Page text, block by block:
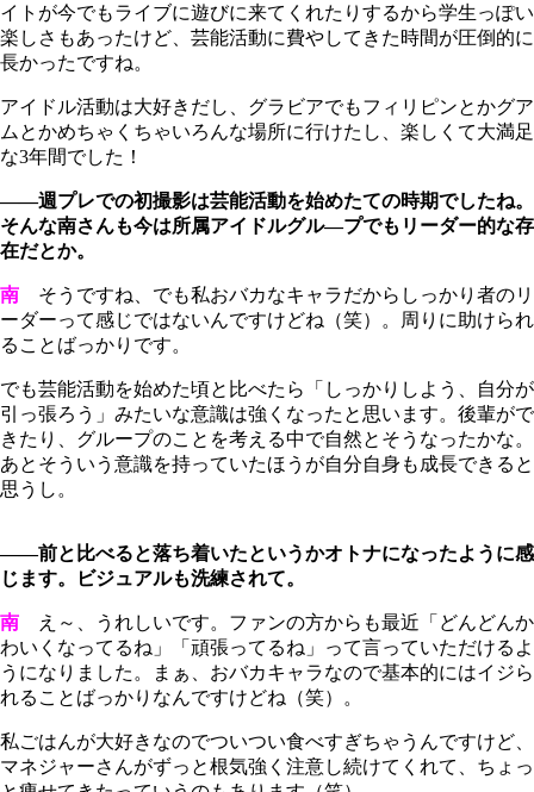
イトが今でもライブに遊びに来てくれたりするから学生っぽい
楽しさもあったけど、芸能活動に費やしてきた時間が圧倒的に
長かったですね。
アイドル活動は大好きだし、グラビアでもフィリピンとかグア
ムとかめちゃくちゃいろんな場所に行けたし、楽しくて大満足
な3年間でした！
――週プレでの初撮影は芸能活動を始めたての時期でしたね。
そんな南さんも今は所属アイドルグル―プでもリーダー的な存
在だとか。
南 そうですね、でも私おバカなキャラだからしっかり者のリ
ーダーって感じではないんですけどね（笑）。周りに助けられ
ることばっかりです。
でも芸能活動を始めた頃と比べたら「しっかりしよう、自分が
引っ張ろう」みたいな意識は強くなったと思います。後輩がで
きたり、グループのことを考える中で自然とそうなったかな。
あとそういう意識を持っていたほうが自分自身も成長できると
思うし。
――前と比べると落ち着いたというかオトナになったように感
じます。ビジュアルも洗練されて。
南 え～、うれしいです。ファンの方からも最近「どんどんか
わいくなってるね」「頑張ってるね」って言っていただけるよ
うになりました。まぁ、おバカキャラなので基本的にはイジら
れることばっかりなんですけどね（笑）。
私ごはんが大好きなのでついつい食べすぎちゃうんですけど、
マネジャーさんがずっと根気強く注意し続けてくれて、ちょっ